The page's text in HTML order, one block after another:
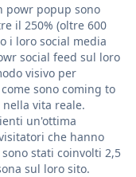
powr popup sono
il 250% (oltre 600
i loro social media
social feed sul loro
visivo per
sono coming to
vita reale.
un'ottima
che hanno
stati coinvolti 2,5
sul loro sito.